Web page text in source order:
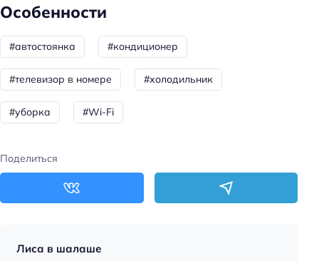
Отдых
Рыбалка
Главное
Парковка
Пляжная линия: 1-я линия
Особенности
#автостоянка #кондиционер
#телевизор в номере #холодильник
#уборка #Wi-Fi
Поделиться
Лиса в шалаше